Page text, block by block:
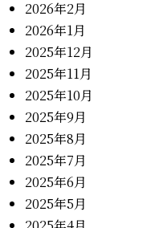
2026年2月
2026年1月
2025年12月
2025年11月
2025年10月
2025年9月
2025年8月
2025年7月
2025年6月
2025年5月